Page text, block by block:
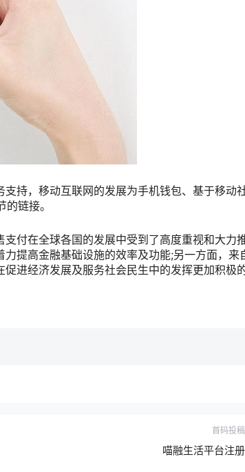
持，移动互联网的发展为手机钱包、基于移动
链接。
付在全球各国的发展中受到了高度重视和大力
提高金融基础设施的效率及功能;另一方面，来
进经济发展及服务社会民生中的发挥更加积极
首码投稿
喵融生活平台注册